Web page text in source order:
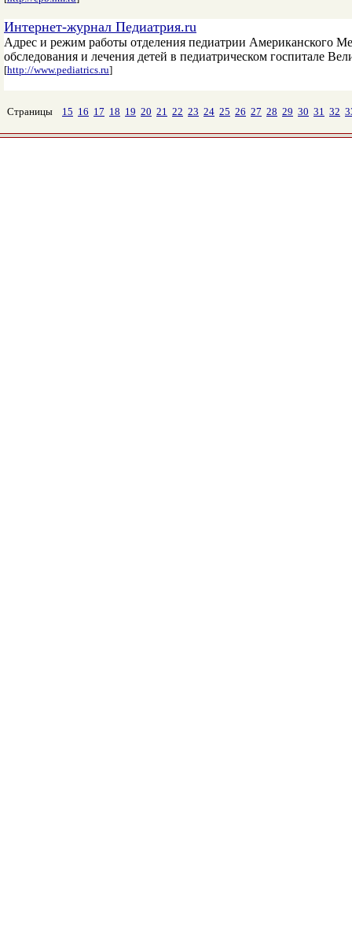
Интернет-журнал Педиатрия.ru
Адрес и режим работы отделения педиатрии Американского
обследования и лечения детей в педиатрическом госпитале
[http://www.pediatrics.ru]
Страницы 15 16 17 18 19 20 21 22 23 24 25 26 27 28 29 30 31 32